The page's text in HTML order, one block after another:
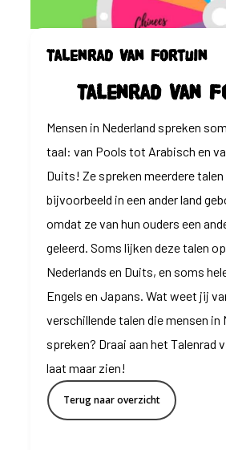
Talenrad van Fortuin
Talenrad van
Mensen in Nederland spreken
taal: van Pools tot Arabisch en
Duits! Ze spreken meerdere
bijvoorbeeld in een ander land
omdat ze van hun ouders een
geleerd. Soms lijken deze talen
Nederlands en Duits, en soms
Engels en Japans. Wat weet jij
verschillende talen die mensen in
spreken? Draai aan het Talenrad
laat maar zien!
Terug naar overzicht